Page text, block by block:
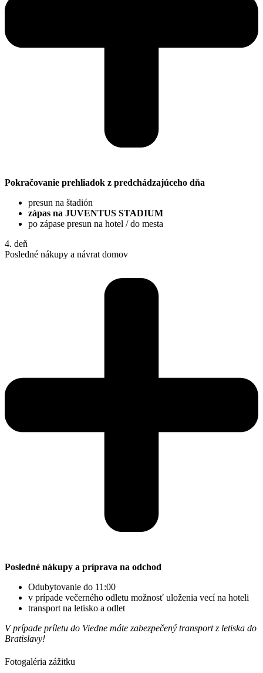
Pokračovanie prehliadok z predchádzajúceho dňa
presun na štadión
zápas na JUVENTUS STADIUM
po zápase presun na hotel / do mesta
4. deň
Posledné nákupy a návrat domov
Posledné nákupy a príprava na odchod
Odubytovanie do 11:00
v prípade večerného odletu možnosť uloženia vecí na hoteli
transport na letisko a odlet
V prípade príletu do Viedne máte zabezpečený transport z letiska do
Bratislavy!
Fotogaléria zážitku